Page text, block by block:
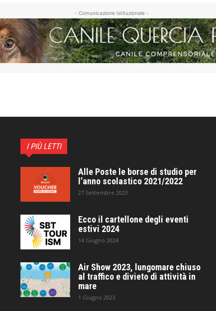
- Comunicazione Istituzionale -
I PIÙ LETTI
Alle Poste le borse di studio per
l’anno scolastico 2021/2022
27 Settembre 2023
Ecco il cartellone degli eventi
estivi 2024
14 Giugno 2024
Air Show 2023, lungomare chiuso
al traffico e divieto di attività in
mare
1 Giugno 2023